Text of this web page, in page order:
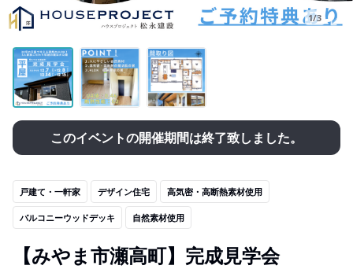
1/3
このイベントの開催期間は終了致しました。
戸建て・一軒家 デザイン住宅 高気密・高断熱素材使用
バルコニーウッドデッキ 自然素材使用
【みやま市瀬高町】完成見学会